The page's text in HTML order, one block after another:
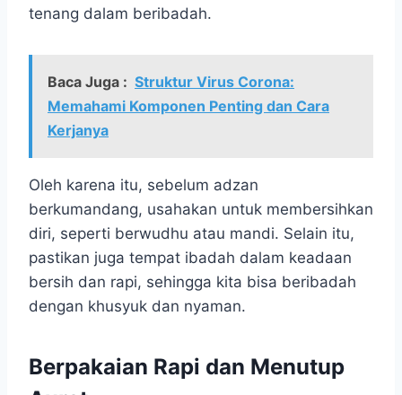
tenang dalam beribadah.
Baca Juga : Struktur Virus Corona:
Memahami Komponen Penting dan Cara
Kerjanya
Oleh karena itu, sebelum adzan
berkumandang, usahakan untuk membersihkan
diri, seperti berwudhu atau mandi. Selain itu,
pastikan juga tempat ibadah dalam keadaan
bersih dan rapi, sehingga kita bisa beribadah
dengan khusyuk dan nyaman.
Berpakaian Rapi dan Menutup